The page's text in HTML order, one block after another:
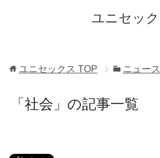
ユニセッ
ユニセックス TOP ニュース
「社会」の記事一覧